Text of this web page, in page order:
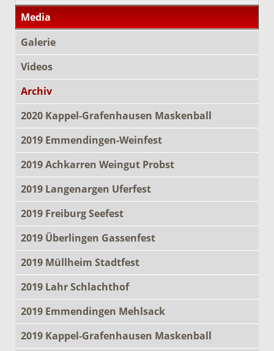
Media
Galerie
Videos
Archiv
2020 Kappel-Grafenhausen Maskenball
2019 Emmendingen-Weinfest
2019 Achkarren Weingut Probst
2019 Langenargen Uferfest
2019 Freiburg Seefest
2019 Überlingen Gassenfest
2019 Müllheim Stadtfest
2019 Lahr Schlachthof
2019 Emmendingen Mehlsack
2019 Kappel-Grafenhausen Maskenball